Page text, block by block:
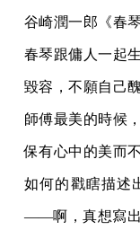
谷崎潤一郎《春
春琴跟傭人一起
毀容，不願自己
師傅最美的時候
保有心中的美而
如何的戳瞎描述
——啊，真想寫出